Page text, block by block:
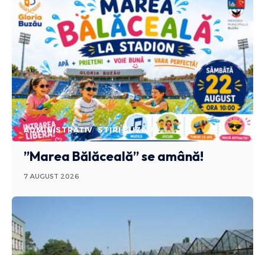
ADMINISTRATIV STIRI BUZAU
”Marea Bălăceală” se amână!
7 AUGUST 2026